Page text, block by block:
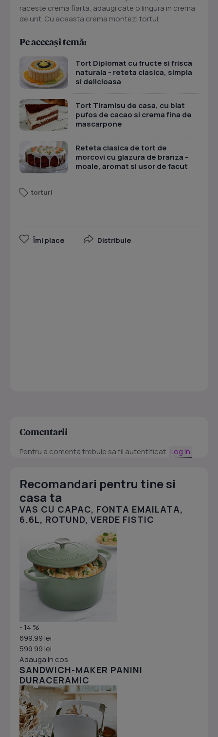
raceste crema fiarta, adaugi cate o lingura in crema
de unt. Cu aceasta crema montezi tortul.
Pe aceeași temă:
Tort Diplomat cu fructe si frisca
naturala - reteta clasica, simpla
si delicioasa
Tort Tiramisu de casa, cu blat
pufos de cacao si crema fina de
mascarpone
Reteta clasica de tort de
morcovi cu glazura de branza –
moale, aromat si usor de facut
torturi
Îmi place Distribuie
Comentarii
Pentru a comenta trebuie sa fii autentificat. Log in
Recomandari pentru tine si
casa ta
VAS CU CAPAC, FONTA EMAILATA,
6.6L, ROTUND, VERDE FISTIC
- 14 %
699.99 lei
599.99 lei
Adauga in cos
SANDWICH-MAKER PANINI
DURACERAMIC